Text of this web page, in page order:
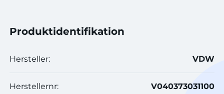
Produktidentifikation
Hersteller: VDW
Herstellernr: V040373031100